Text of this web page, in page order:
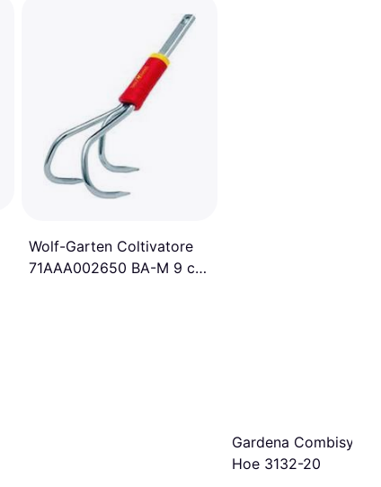
Wolf-Garten Coltivatore
71AAA002650 BA-M 9 cm
Gardena
Hoe 3132-20